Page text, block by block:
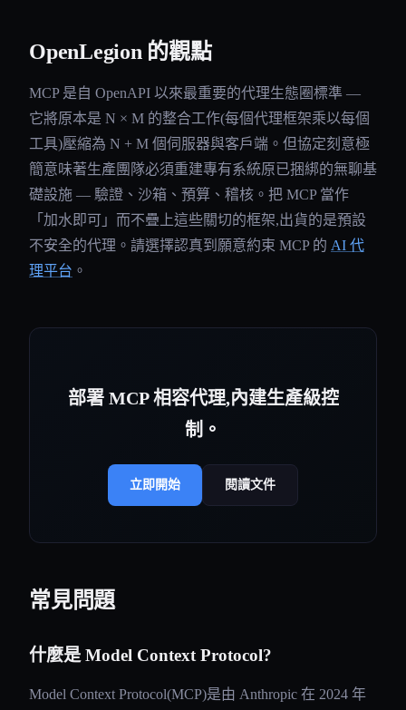
OpenLegion 的觀點
MCP 是自 OpenAPI 以來最重要的代理生態圈標準 —
它將原本是 N × M 的整合工作(每個代理框架乘以每個
工具)壓縮為 N + M 個伺服器與客戶端。但協定刻意極
簡意味著生產團隊必須重建專有系統原已捆綁的無聊基
礎設施 — 驗證、沙箱、預算、稽核。把 MCP 當作
「加水即可」而不疊上這些關切的框架,出貨的是預設
不安全的代理。請選擇認真到願意約束 MCP 的 AI 代
理平台 。
部署 MCP 相容代理,內建生產級控
制。
立即開始 閱讀文件
常見問題
什麼是 Model Context Protocol?
Model Context Protocol(MCP)是由 Anthropic 在 2024 年